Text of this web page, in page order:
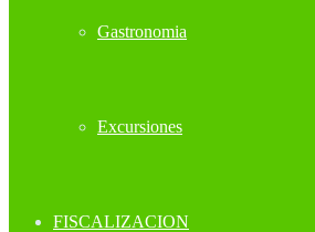
Gastronomia
Excursiones
FISCALIZACION